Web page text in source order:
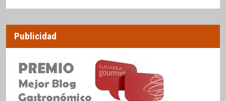
Publicidad